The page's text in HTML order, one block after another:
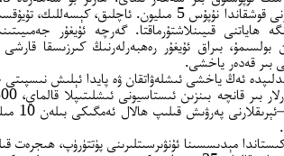
شەرھەر ئەتىراپىدىكى ناھىيەلەرنى قوشقاندا نۇپۇس 5 مىليون.
ھاياتنى قىيىنلاشتۇرماقتا. گەرچە ئۇيغۇر
بولسىمۇ، بىراق ئۇيغۇر رەھبەرلەرنىڭ كىرزىسقا قارشى
بىر قەدەر ياخشى.
ئەڭ ياخشى ئىشلەۋاتقان ۋە پايدا ئېلىش نىسپىتى
كەتكەن
مېدىسسىنا ئۇنۋىرسىتلىرىنى پۈتتۈرۈپ، ھىجرەت